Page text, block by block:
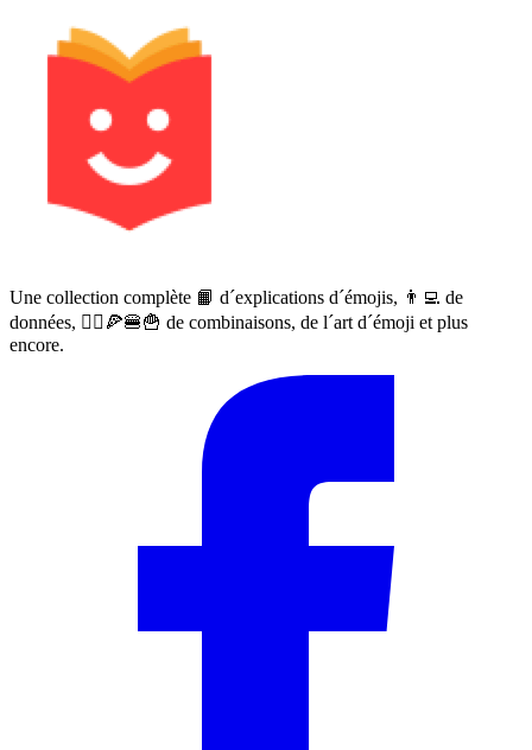
Une collection complète 📙 d´explications d´émojis, 👨‍💻 de
données, 🙅‍♀️🍕🍔🍟 de combinaisons, de l´art d´émoji et plus
encore.